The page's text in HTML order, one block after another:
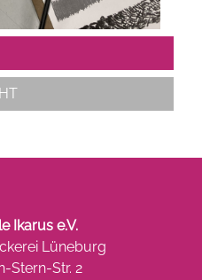
Ikarus e.V.
Lüneburg
Stern-Str. 2